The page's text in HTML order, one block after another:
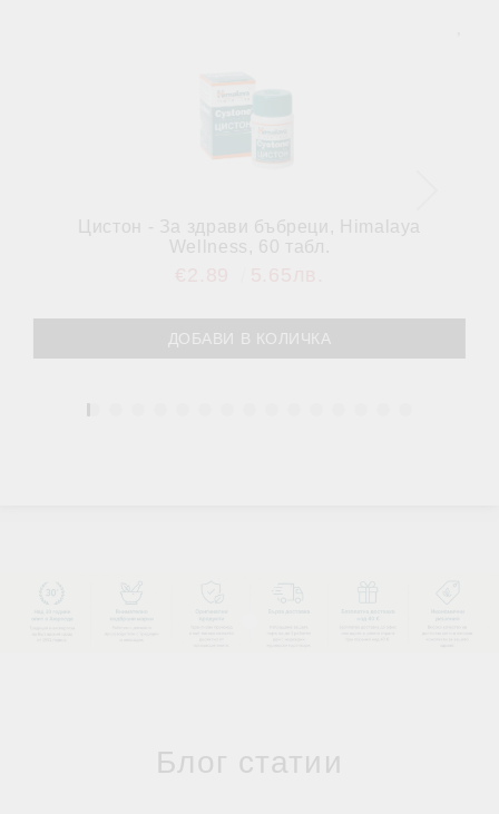
Цистон - За здрави бъбреци, Himalaya
Wellness, 60 табл.
Блог статии